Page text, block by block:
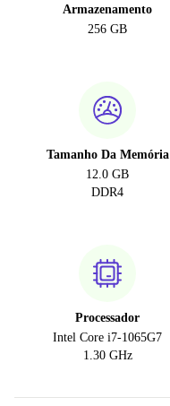
Armazenamento
256 GB
Tamanho Da Memória
12.0 GB
DDR4
Processador
Intel Core i7-1065G7
1.30 GHz